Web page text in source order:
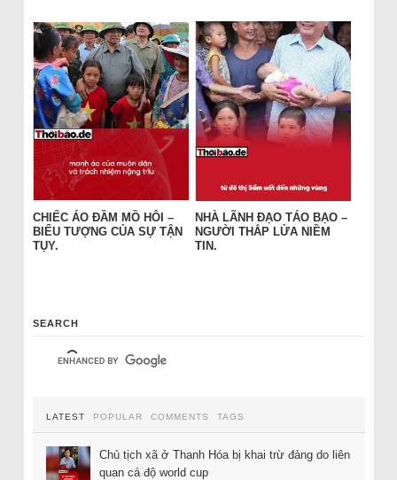
CHIẾC ÁO ĐẦM MỒ HÔI –
BIỂU TƯỢNG CỦA SỰ TẬN
TỤY.
NHÀ LÃNH ĐẠO TÁO BẠO –
NGƯỜI THẮP LỬA NIỀM
TIN.
SEARCH
LATEST POPULAR COMMENTS TAGS
Chủ tịch xã ở Thanh Hóa bị khai trừ đảng do liên
quan cá độ world cup